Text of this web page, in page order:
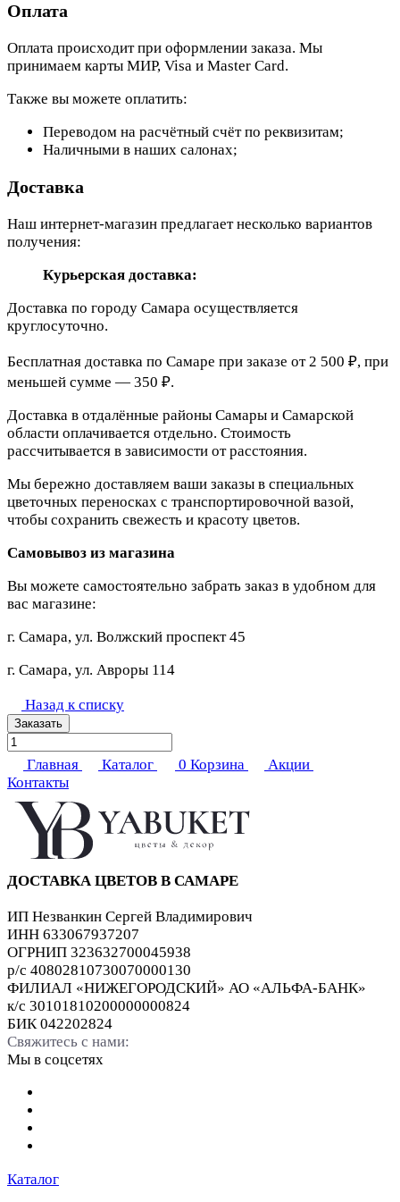
Оплата
Оплата происходит при оформлении заказа. Мы
принимаем карты МИР, Visa и Master Card.
Также вы можете оплатить:
Переводом на расчётный счёт по реквизитам;
Наличными в наших салонах;
Доставка
Наш интернет-магазин предлагает несколько вариантов
получения:
Курьерская доставка:
Доставка по городу Самара осуществляется
круглосуточно.
Бесплатная доставка по Самаре при заказе от 2 500 ₽, при
меньшей сумме — 350 ₽.
Доставка в отдалённые районы Самары и Самарской
области оплачивается отдельно. Стоимость
рассчитывается в зависимости от расстояния.
Мы бережно доставляем ваши заказы в специальных
цветочных переносках с транспортировочной вазой,
чтобы сохранить свежесть и красоту цветов.
Самовывоз из магазина
Вы можете самостоятельно забрать заказ в удобном для
вас магазине:
г. Самара, ул. Волжский проспект 45
г. Самара, ул. Авроры 114
Назад к списку
Заказать
Главная Каталог 0 Корзина
Акции
Контакты
ДОСТАВКА ЦВЕТОВ В САМАРЕ
ИП Незванкин Сергей Владимирович
ИНН 633067937207
ОГРНИП 323632700045938
р/с 40802810730070000130
ФИЛИАЛ «НИЖЕГОРОДСКИЙ» АО «АЛЬФА-БАНК»
к/с 30101810200000000824
БИК 042202824
Свяжитесь с нами:
Мы в соцсетях
Каталог